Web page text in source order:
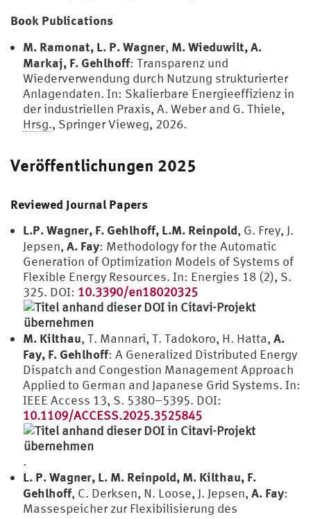
Book Publications
M. Ramonat, L. P. Wagner, M. Wieduwilt, A.
Markaj, F. Gehlhoff: Transparenz und
Wiederverwendung durch Nutzung strukturierter
Anlagendaten. In: Skalierbare Energieeffizienz in
der industriellen Praxis, A. Weber and G. Thiele,
Hrsg., Springer Vieweg, 2026.
Veröffentlichungen 2025
Reviewed Journal Papers
L.P. Wagner, F. Gehlhoff, L.M. Reinpold, G. Frey, J.
Jepsen, A. Fay: Methodology for the Automatic
Generation of Optimization Models of Systems of
Flexible Energy Resources. In: Energies 18 (2), S.
325. DOI: 10.3390/en18020325
M. Kilthau, T. Mannari, T. Tadokoro, H. Hatta, A.
Fay, F. Gehlhoff: A Generalized Distributed Energy
Dispatch and Congestion Management Approach
Applied to German and Japanese Grid Systems. In:
IEEE Access 13, S. 5380–5395. DOI:
10.1109/ACCESS.2025.3525845
.
L. P. Wagner, L. M. Reinpold, M. Kilthau, F.
Gehlhoff, C. Derksen, N. Loose, J. Jepsen, A. Fay:
Massespeicher zur Flexibilisierung des